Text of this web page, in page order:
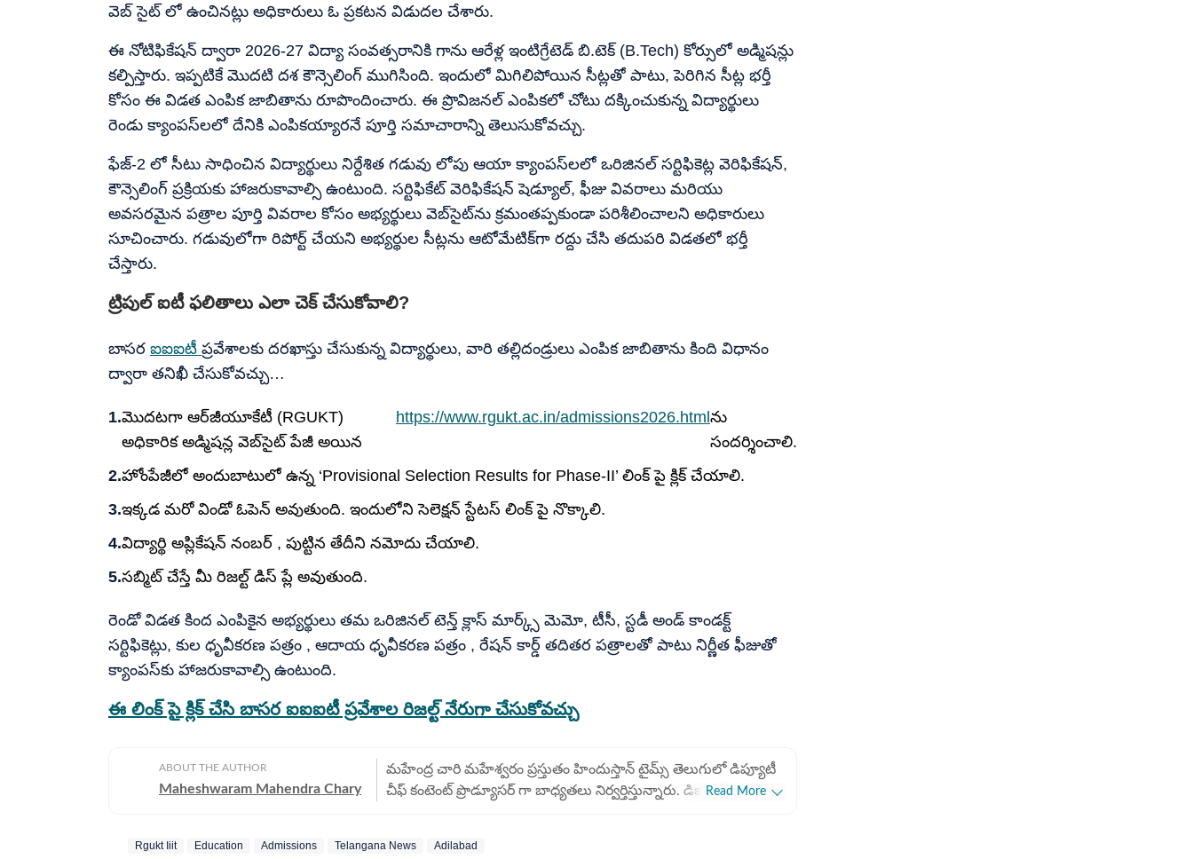
వెబ్ సైట్ లో ఉంచినట్లు అధికారులు ఓ ప్రకటన విడుదల చేశారు.
ఈ నోటిఫికేషన్ ద్వారా 2026-27 విద్యా సంవత్సరానికి గాను ఆరేళ్ల ఇంటిగ్రేటెడ్ బి.టెక్ (B.Tech) కోర్సులో అడ్మిషన్లు
కల్పిస్తారు. ఇప్పటికే మొదటి దశ కౌన్సెలింగ్ ముగిసింది. ఇందులో మిగిలిపోయిన సీట్లతో పాటు, పెరిగిన సీట్ల భర్తీ
కోసం ఈ విడత ఎంపిక జాబితాను రూపొందించారు. ఈ ప్రొవిజనల్ ఎంపికలో చోటు దక్కించుకున్న విద్యార్థులు
రెండు క్యాంపస్‌లలో దేనికి ఎంపికయ్యారనే పూర్తి సమాచారాన్ని తెలుసుకోవచ్చు.
ఫేజ్-2 లో సీటు సాధించిన విద్యార్థులు నిర్దేశిత గడువు లోపు ఆయా క్యాంపస్‌లలో ఒరిజినల్ సర్టిఫికెట్ల వెరిఫికేషన్,
కౌన్సెలింగ్ ప్రక్రియకు హాజరుకావాల్సి ఉంటుంది. సర్టిఫికేట్ వెరిఫికేషన్ షెడ్యూల్, ఫీజు వివరాలు మరియు
అవసరమైన పత్రాల పూర్తి వివరాల కోసం అభ్యర్థులు వెబ్‌సైట్‌ను క్రమంతప్పకుండా పరిశీలించాలని అధికారులు
సూచించారు. గడువులోగా రిపోర్ట్ చేయని అభ్యర్థుల సీట్లను ఆటోమేటిక్‌గా రద్దు చేసి తదుపరి విడతలో భర్తీ
చేస్తారు.
ట్రిపుల్ ఐటీ ఫలితాలు ఎలా చెక్ చేసుకోవాలి?
బాసర ఐఐఐటీ ప్రవేశాలకు దరఖాస్తు చేసుకున్న విద్యార్థులు, వారి తల్లిదండ్రులు ఎంపిక జాబితాను కింది విధానం
ద్వారా తనిఖీ చేసుకోవచ్చు…
మొదటగా ఆర్‌జీయూకేటీ (RGUKT)
అధికారిక అడ్మిషన్ల వెబ్‌సైట్ పేజీ అయిన
https://www.rgukt.ac.in/admissions2026.htmlను
సందర్శించాలి.
హోంపేజీలో అందుబాటులో ఉన్న ‘Provisional Selection Results for Phase-II’ లింక్ పై క్లిక్ చేయాలి.
ఇక్కడ మరో విండో ఓపెన్ అవుతుంది. ఇందులోని సెలెక్షన్ స్టేటస్ లింక్ పై నొక్కాలి.
విద్యార్థి అప్లికేషన్ నంబర్ , పుట్టిన తేదీని నమోదు చేయాలి.
సబ్మిట్ చేస్తే మీ రిజల్ట్ డిస్ ప్లే అవుతుంది.
రెండో విడత కింద ఎంపికైన అభ్యర్థులు తమ ఒరిజినల్ టెన్త్ క్లాస్ మార్క్స్ మెమో, టీసీ, స్టడీ అండ్ కాండక్ట్
సర్టిఫికెట్లు, కుల ధృవీకరణ పత్రం , ఆదాయ ధృవీకరణ పత్రం , రేషన్ కార్డ్ తదితర పత్రాలతో పాటు నిర్ణీత ఫీజుతో
క్యాంపస్‌కు హాజరుకావాల్సి ఉంటుంది.
ఈ లింక్ పై క్లిక్ చేసి బాసర ఐఐఐటీ ప్రవేశాల రిజల్ట్ నేరుగా చేసుకోవచ్చు
ABOUT THE AUTHOR
Maheshwaram Mahendra Chary
మహేంద్ర చారి మహేశ్వరం ప్రస్తుతం హిందుస్తాన్ టైమ్స్ తెలుగులో డిప్యూటీ
చీఫ్ కంటెంట్ ప్రొడ్యూసర్ గా బాధ్యతలు నిర్వర్తిస్తున్నారు. డిజిటల్Read More
Rgukt Iiit Education Admissions Telangana News Adilabad